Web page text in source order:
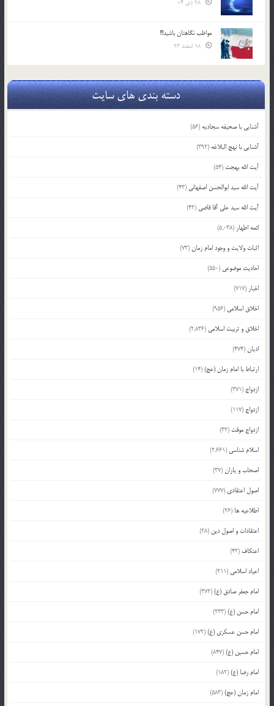
مواظب نگاهتان باشید!!!
دسته بندی های سایت
آشنایی با صحیفه سجادیه (56)
آشنایی با نهج البلاغه (392)
آیت الله بهجت (54)
آیت الله سید ابوالحسن اصفهانی (43)
آیت الله سید علی آقا قاضی (42)
ائمه اطهار (5,038)
اثبات ولایت و وجود امام زمان(73)
احادیث موضوعی (550)
اخبار (717)
اخلاق اسلامی (956)
اخلاق و تربیت اسلامی (2,836)
ادیان(474)
ارتباط با امام زمان (عج)(14)
ازدواج (371)
ازدواج (117)
ازدواج موقت (32)
اسلام شناسی (2,661)
اصحاب و یاران(37)
اصول اعتقادی (777)
اطلاعیه ها (26)
اعتقادات و اصول دین (28)
اعتکاف (43)
اعیاد اسلامی (211)
امام جعفر صادق (ع)(372)
امام حسن (ع)(233)
امام حسن عسکری (ع)(172)
امام حسین (ع)(847)
امام رضا (ع)(182)
امام زمان (عج)(583)